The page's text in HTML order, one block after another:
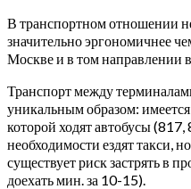
В транспортном отношении
значительно эргономичнее
Москве и в том направлении
Транспорт между
уникальным образом:
которой ходят автобусы
необходимости ездят такси,
существует риск застрять в
доехать мин. за 10-15).